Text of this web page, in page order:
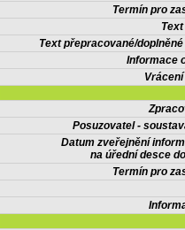
Termín pro
Text přepracované/
Informace
Posuzovatel -
Datum zveřejnění
na úřední desce
Termín pro